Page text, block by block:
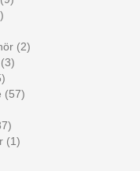
(2)
(57)
(1)